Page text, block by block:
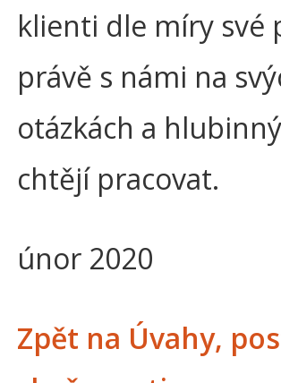
klienti dle míry své
právě s námi na
otázkách a
chtějí pracovat.
únor 2020
Zpět na Úvahy,